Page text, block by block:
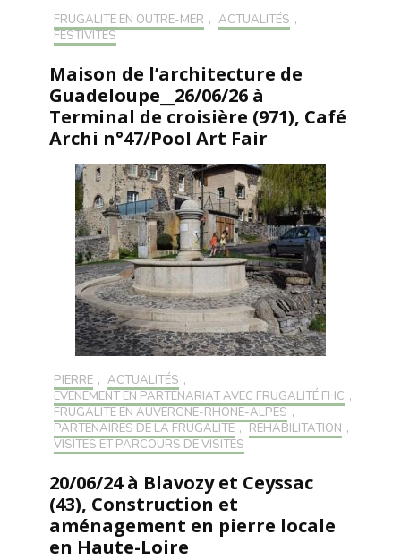
FRUGALITÉ EN OUTRE-MER , ACTUALITÉS ,
FESTIVITÉS
Maison de l’architecture de
Guadeloupe__26/06/26 à
Terminal de croisière (971), Café
Archi n°47/Pool Art Fair
PIERRE , ACTUALITÉS ,
EVÉNEMENT EN PARTENARIAT AVEC FRUGALITÉ FHC ,
FRUGALITÉ EN AUVERGNE-RHONE-ALPES ,
PARTENAIRES DE LA FRUGALITÉ , RÉHABILITATION ,
VISITES ET PARCOURS DE VISITES
20/06/24 à Blavozy et Ceyssac
(43), Construction et
aménagement en pierre locale
en Haute-Loire